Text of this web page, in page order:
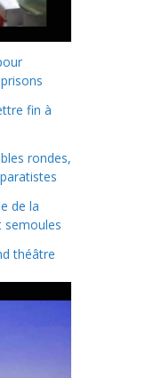
fin à
rondes,
de la
semoules
théâtre